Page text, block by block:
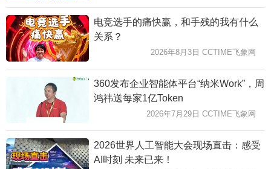
电竞选手的痛快赢，和手残的我有什么
关系？
2026年8月3日 CCTIME飞象网
360发布企业智能体平台“纳米Work”，周
鸿祎送每家1亿Token
2026年7月29日 CCTIME飞象网
2026世界人工智能大会现场直击：感受
AI时刻 未来已来！